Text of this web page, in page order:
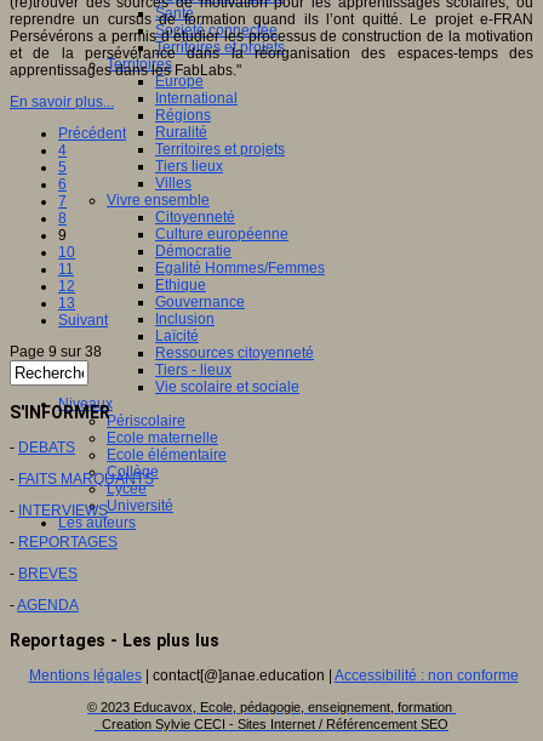
Santé
Société connectée
Territoires et projets
Territoires
Europe
International
Régions
Ruralité
Territoires et projets
Tiers lieux
Villes
Vivre ensemble
Citoyenneté
Culture européenne
Démocratie
Egalité Hommes/Femmes
Ethique
Gouvernance
Inclusion
Laïcité
Ressources citoyenneté
Tiers - lieux
Vie scolaire et sociale
Niveaux
Périscolaire
Ecole maternelle
Ecole élémentaire
Collège
Lycée
Université
Les auteurs
reprendre un cursus de formation quand ils l’ont quitté. Le projet e-FRAN
Persévérons a permis d’étudier les processus de construction de la motivation
et de la persévérance dans la réorganisation des espaces-temps des
apprentissages dans les FabLabs."
En savoir plus...
Précédent
4
5
6
7
8
9
10
11
12
13
Suivant
Page 9 sur 38
S'INFORMER
- DEBATS
- FAITS MARQUANTS
- INTERVIEWS
- REPORTAGES
- BREVES
-AGENDA
Reportages - Les plus lus
Mentions légales| contact[@]anae.education | Accessibilité : non conforme
© 2023 Educavox, Ecole, pédagogie, enseignement, formation
Creation Sylvie CECI - Sites Internet / Référencement SEO